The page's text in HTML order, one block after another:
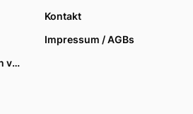
Kontakt
Impressum / AGBs
Datenschutzoptionen verwalten